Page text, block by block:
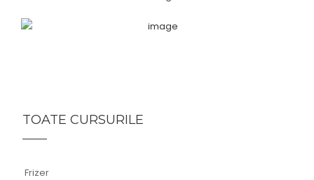
TOATE CURSURILE
Frizer